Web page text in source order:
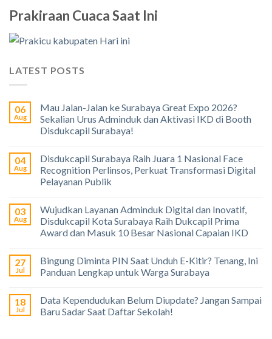
Prakiraan Cuaca Saat Ini
LATEST POSTS
06
Aug
Mau Jalan-Jalan ke Surabaya Great Expo 2026?
Sekalian Urus Adminduk dan Aktivasi IKD di Booth
Disdukcapil Surabaya!
04
Aug
Disdukcapil Surabaya Raih Juara 1 Nasional Face
Recognition Perlinsos, Perkuat Transformasi Digital
Pelayanan Publik
03
Aug
Wujudkan Layanan Adminduk Digital dan Inovatif,
Disdukcapil Kota Surabaya Raih Dukcapil Prima
Award dan Masuk 10 Besar Nasional Capaian IKD
27
Jul
Bingung Diminta PIN Saat Unduh E-Kitir? Tenang, Ini
Panduan Lengkap untuk Warga Surabaya
18
Jul
Data Kependudukan Belum Diupdate? Jangan Sampai
Baru Sadar Saat Daftar Sekolah!